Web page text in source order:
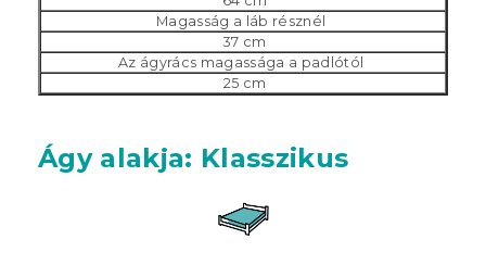
Magasság a láb résznél
37 cm
Az ágyrács magassága a padlótól
25 cm
Ágy alakja: Klasszikus